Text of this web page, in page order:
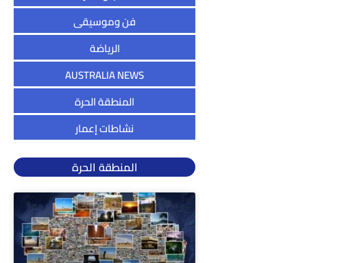
فن وموسيقى
الرياضة
AUSTRALIA NEWS
المنطقة الحرة
نشاطات إعمار
المنطقة الحرة